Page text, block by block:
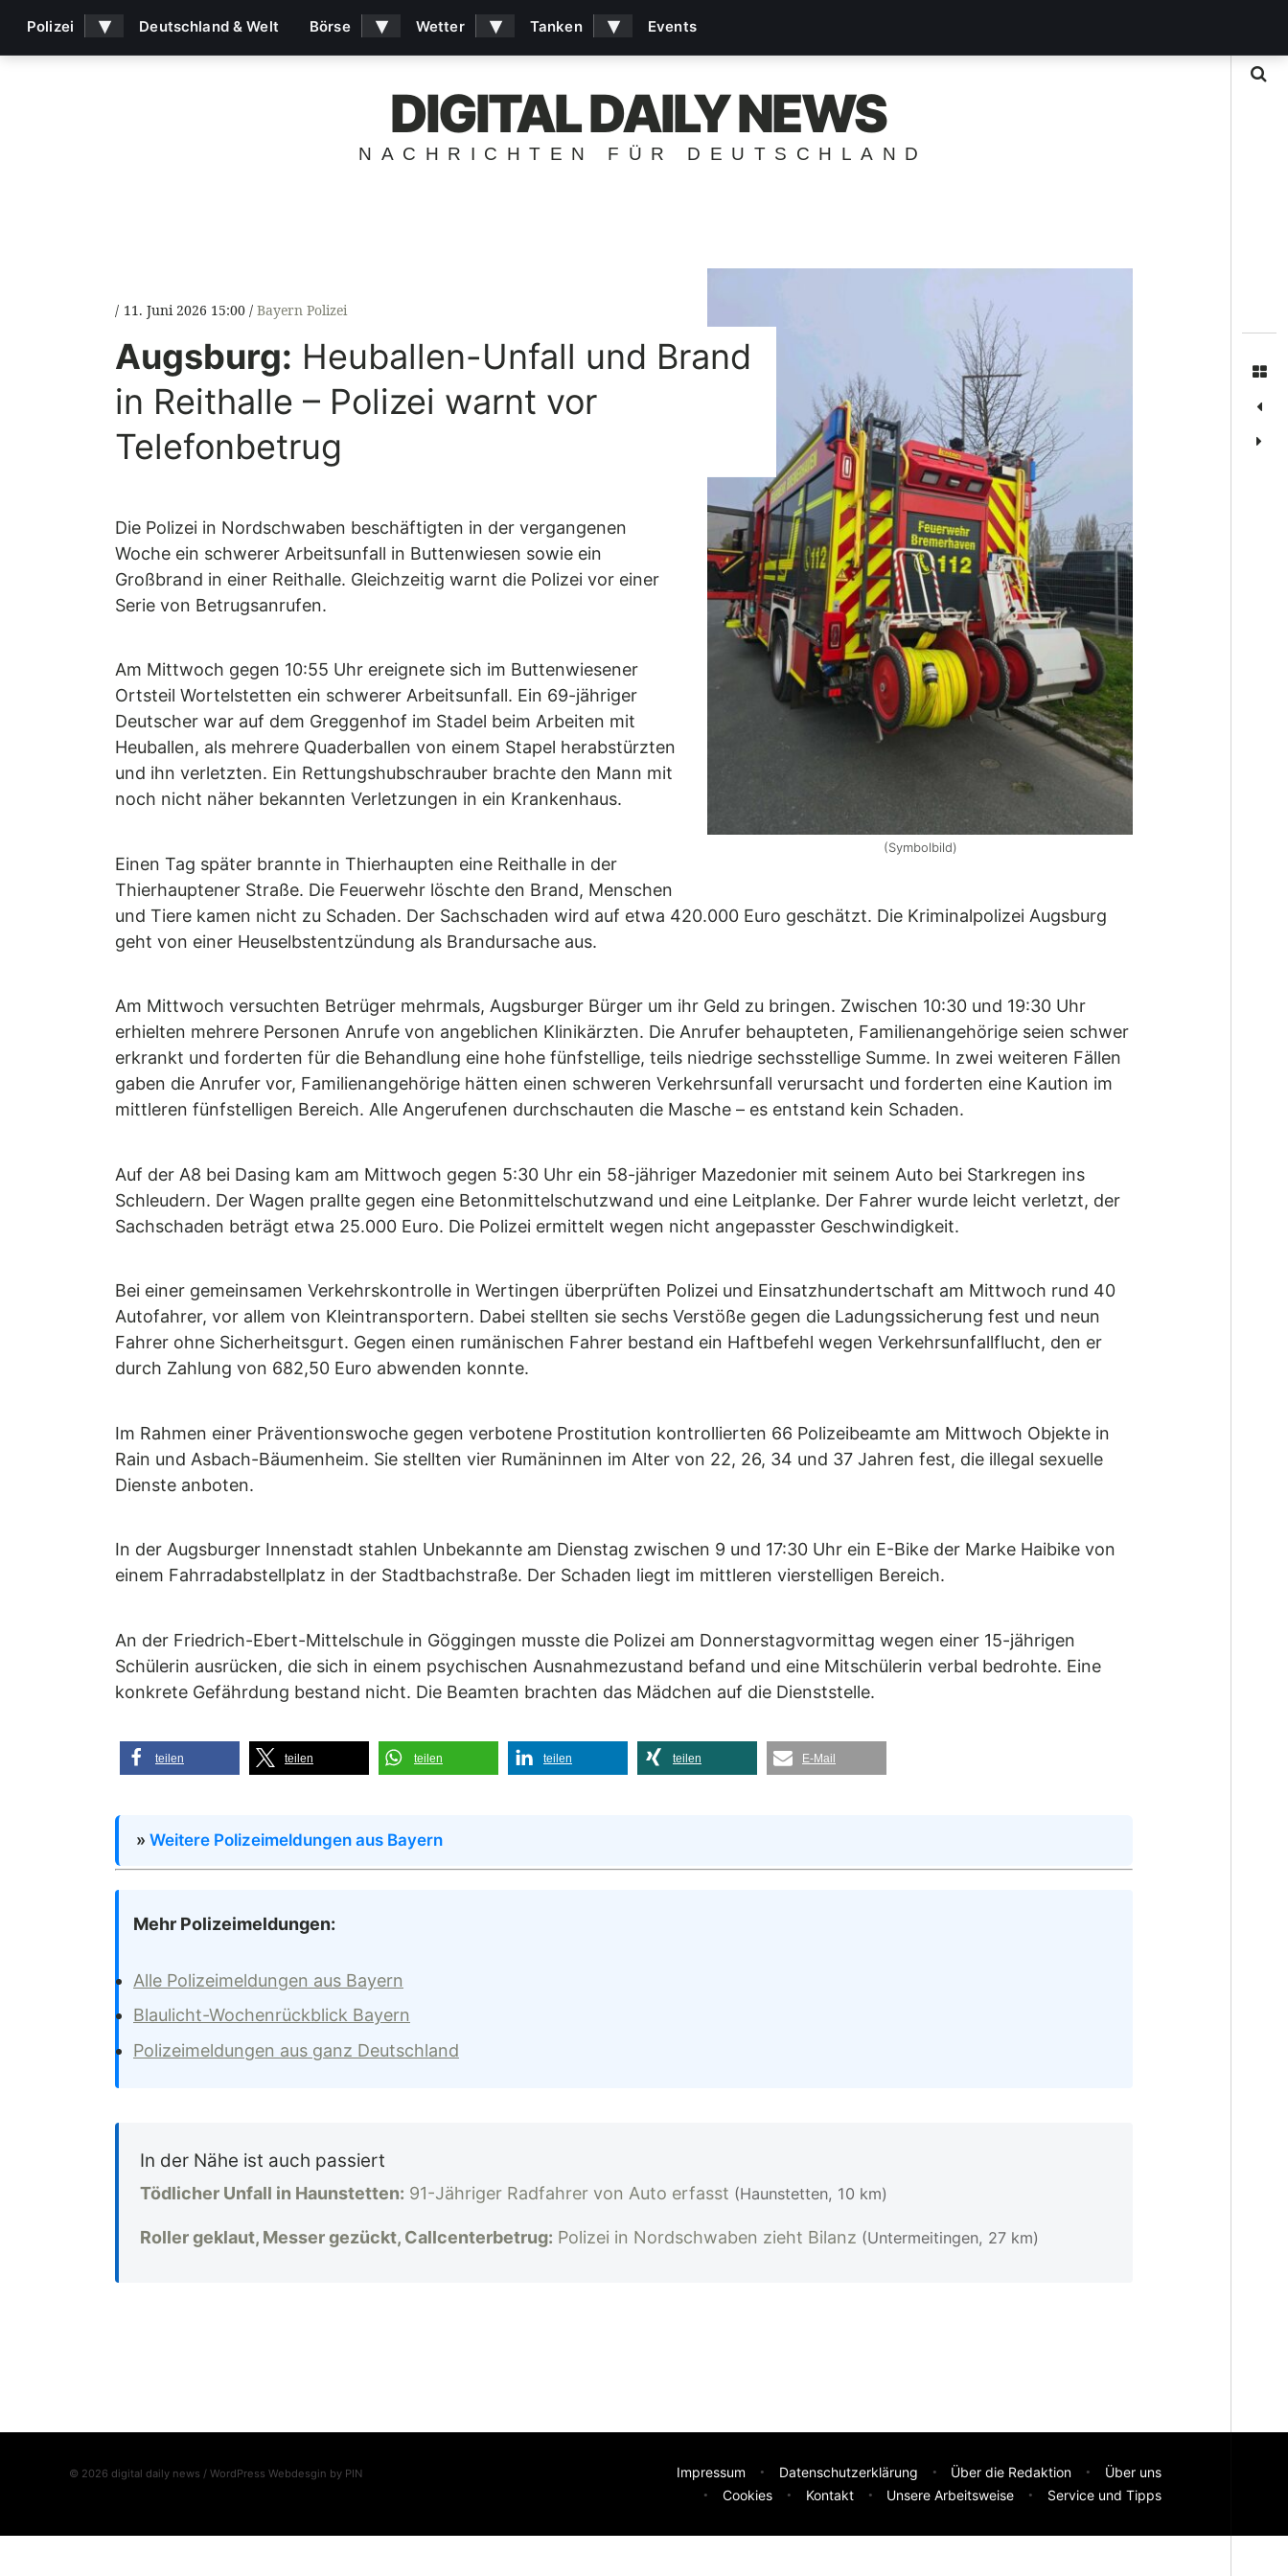
DIGITAL DAILY NEWS
NACHRICHTEN FÜR DEUTSCHLAND
11. Juni 2026 15:00 Bayern Polizei
Augsburg: Heuballen-Unfall und Brand
in Reithalle – Polizei warnt vor
Telefonbetrug
(Symbolbild)
Die Polizei in Nordschwaben beschäftigten in der vergangenen
Woche ein schwerer Arbeitsunfall in Buttenwiesen sowie ein
Großbrand in einer Reithalle. Gleichzeitig warnt die Polizei vor einer
Serie von Betrugsanrufen.
Am Mittwoch gegen 10:55 Uhr ereignete sich im Buttenwiesener
Ortsteil Wortelstetten ein schwerer Arbeitsunfall. Ein 69-jähriger
Deutscher war auf dem Greggenhof im Stadel beim Arbeiten mit
Heuballen, als mehrere Quaderballen von einem Stapel herabstürzten
und ihn verletzten. Ein Rettungshubschrauber brachte den Mann mit
noch nicht näher bekannten Verletzungen in ein Krankenhaus.
Einen Tag später brannte in Thierhaupten eine Reithalle in der
Thierhauptener Straße. Die Feuerwehr löschte den Brand, Menschen
und Tiere kamen nicht zu Schaden. Der Sachschaden wird auf etwa 420.000 Euro geschätzt. Die Kriminalpolizei Augsburg
geht von einer Heuselbstentzündung als Brandursache aus.
Am Mittwoch versuchten Betrüger mehrmals, Augsburger Bürger um ihr Geld zu bringen. Zwischen 10:30 und 19:30 Uhr
erhielten mehrere Personen Anrufe von angeblichen Klinikärzten. Die Anrufer behaupteten, Familienangehörige seien schwer
erkrankt und forderten für die Behandlung eine hohe fünfstellige, teils niedrige sechsstellige Summe. In zwei weiteren Fällen
gaben die Anrufer vor, Familienangehörige hätten einen schweren Verkehrsunfall verursacht und forderten eine Kaution im
mittleren fünfstelligen Bereich. Alle Angerufenen durchschauten die Masche – es entstand kein Schaden.
Auf der A8 bei Dasing kam am Mittwoch gegen 5:30 Uhr ein 58-jähriger Mazedonier mit seinem Auto bei Starkregen ins
Schleudern. Der Wagen prallte gegen eine Betonmittelschutzwand und eine Leitplanke. Der Fahrer wurde leicht verletzt, der
Sachschaden beträgt etwa 25.000 Euro. Die Polizei ermittelt wegen nicht angepasster Geschwindigkeit.
Bei einer gemeinsamen Verkehrskontrolle in Wertingen überprüften Polizei und Einsatzhundertschaft am Mittwoch rund 40
Autofahrer, vor allem von Kleintransportern. Dabei stellten sie sechs Verstöße gegen die Ladungssicherung fest und neun
Fahrer ohne Sicherheitsgurt. Gegen einen rumänischen Fahrer bestand ein Haftbefehl wegen Verkehrsunfallflucht, den er
durch Zahlung von 682,50 Euro abwenden konnte.
Im Rahmen einer Präventionswoche gegen verbotene Prostitution kontrollierten 66 Polizeibeamte am Mittwoch Objekte in
Rain und Asbach-Bäumenheim. Sie stellten vier Rumäninnen im Alter von 22, 26, 34 und 37 Jahren fest, die illegal sexuelle
Dienste anboten.
In der Augsburger Innenstadt stahlen Unbekannte am Dienstag zwischen 9 und 17:30 Uhr ein E-Bike der Marke Haibike von
einem Fahrradabstellplatz in der Stadtbachstraße. Der Schaden liegt im mittleren vierstelligen Bereich.
An der Friedrich-Ebert-Mittelschule in Göggingen musste die Polizei am Donnerstagvormittag wegen einer 15-jährigen
Schülerin ausrücken, die sich in einem psychischen Ausnahmezustand befand und eine Mitschülerin verbal bedrohte. Eine
konkrete Gefährdung bestand nicht. Die Beamten brachten das Mädchen auf die Dienststelle.
teilen teilen teilen teilen teilen E-Mail
» Weitere Polizeimeldungen aus Bayern
Mehr Polizeimeldungen:
Alle Polizeimeldungen aus Bayern
Blaulicht-Wochenrückblick Bayern
Polizeimeldungen aus ganz Deutschland
In der Nähe ist auch passiert
Tödlicher Unfall in Haunstetten: 91-Jähriger Radfahrer von Auto erfasst (Haunstetten, 10 km)
Roller geklaut, Messer gezückt, Callcenterbetrug: Polizei in Nordschwaben zieht Bilanz (Untermeitingen, 27 km)
© 2026 digital daily news / WordPress Webdesgin by PIN Impressum Datenschutzerklärung Über die Redaktion
Über uns
Cookies
Kontakt Unsere Arbeitsweise Service und Tipps
Polizei ▾ Deutschland & Welt Börse ▾ Wetter ▾ Tanken ▾ Events